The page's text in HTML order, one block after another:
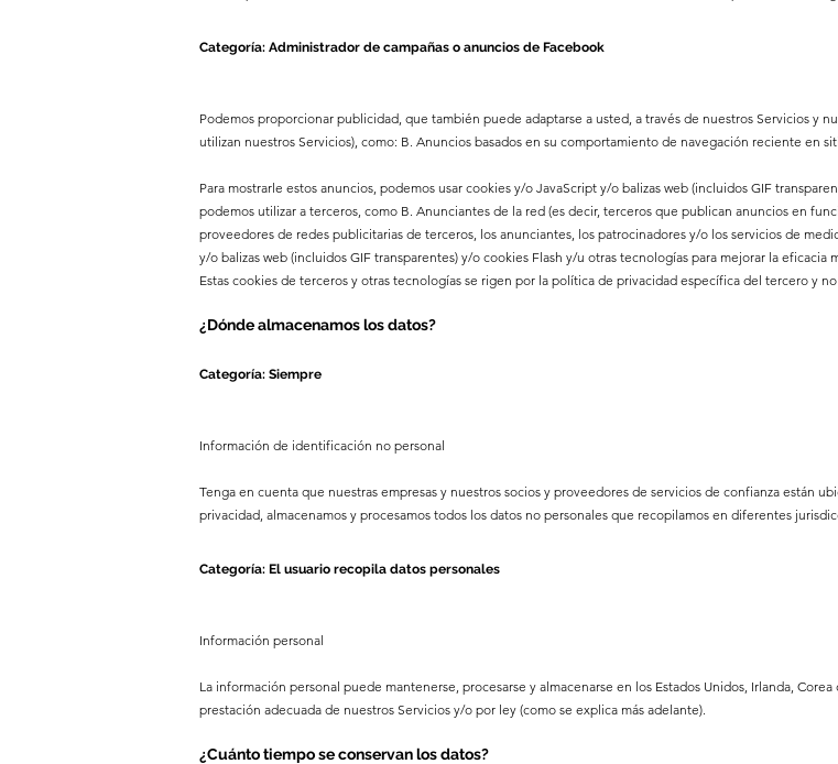
Categoría: Administrador de campañas o anuncios de Facebook
Podemos proporcionar publicidad, que también puede adaptarse a usted, a través de nuestros Servicios y
utilizan nuestros Servicios), como: B. Anuncios basados en su comportamiento de navegación reciente en
Para mostrarle estos anuncios, podemos usar cookies y/o JavaScript y/o balizas web (incluidos GIF
podemos utilizar a terceros, como B. Anunciantes de la red (es decir, terceros que publican anuncios en
proveedores de redes publicitarias de terceros, los anunciantes, los patrocinadores y/o los servicios de
y/o balizas web (incluidos GIF transparentes) y/o cookies Flash y/u otras tecnologías para mejorar la
Estas cookies de terceros y otras tecnologías se rigen por la política de privacidad específica del tercero y
¿Dónde almacenamos los datos?
Categoría: Siempre
Información de identificación no personal
Tenga en cuenta que nuestras empresas y nuestros socios y proveedores de servicios de confianza están
privacidad, almacenamos y procesamos todos los datos no personales que recopilamos en diferentes
Categoría: El usuario recopila datos personales
Información personal
La información personal puede mantenerse, procesarse y almacenarse en los Estados Unidos, Irlanda,
prestación adecuada de nuestros Servicios y/o por ley (como se explica más adelante).
¿Cuánto tiempo se conservan los datos?